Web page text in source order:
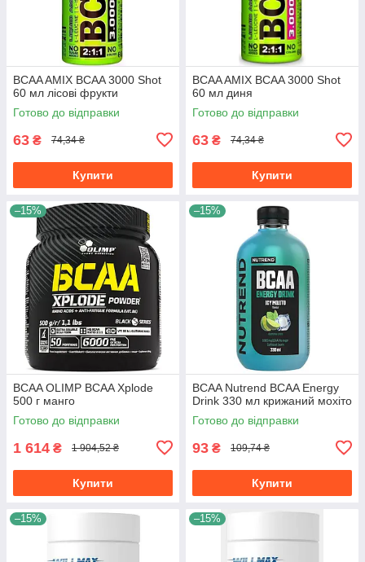
BCAA AMIX BCAA 3000 Shot
60 мл лісові фрукти
Готово до відправки
63 ₴ 74,34 ₴
Купити
BCAA AMIX BCAA 3000 Shot
60 мл диня
Готово до відправки
63 ₴ 74,34 ₴
Купити
–15%
BCAA OLIMP BCAA Xplode
500 г манго
Готово до відправки
1 614 ₴ 1 904,52 ₴
Купити
–15%
BCAA Nutrend BCAA Energy
Drink 330 мл крижаний мохіто
Готово до відправки
93 ₴ 109,74 ₴
Купити
–15% –15%